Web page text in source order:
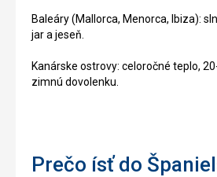
Baleáry (Mallorca, Menorca, Ibiza):
jar a jeseň.
Kanárske ostrovy: celoročné teplo,
zimnú dovolenku.
Prečo ísť do